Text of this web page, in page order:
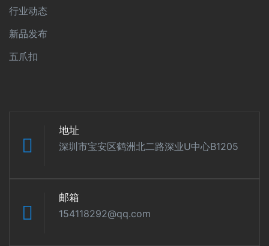
行业动态
新品发布
五爪扣
地址
深圳市宝安区鹤洲北二路深业U中心B1205
邮箱
154118292@qq.com